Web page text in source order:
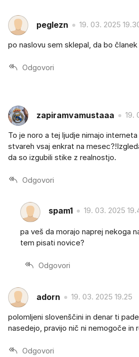
peglezn 19. 03. 2025
po naslovu sem sklepal, da bo
Odgovori
zapiramvamustaaa 19.
To je noro a tej ljudje nimajo
stvareh vsaj enkrat na
da so izgubili stike z realnostjo.
Odgovori
spam1 19. 03. 2025
pa veš da morajo naprej nekoga
tem pisati novice?
Odgovori
adorn 19. 03. 2025 19.25
polomljeni slovenščini in denar ti
nasedejo, pravijo nič ni nemogoče in
Odgovori